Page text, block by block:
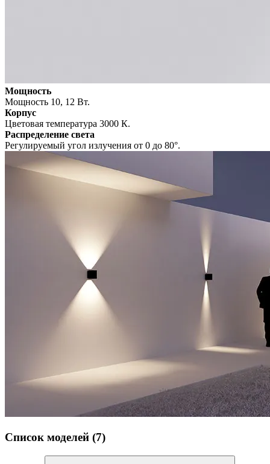
Мощность
Мощность 10, 12 Вт.
Корпус
Цветовая температура 3000 К.
Распределение света
Регулируемый угол излучения от 0 до 80°.
Список моделей (7)